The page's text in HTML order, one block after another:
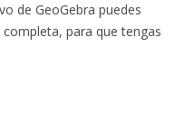
de GeoGebra puedes
para que tengas